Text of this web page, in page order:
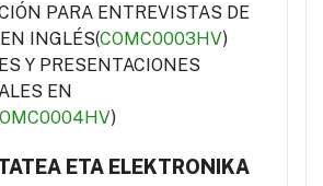
PARA ENTREVISTAS DE
INGLÉS(COMC0003HV)
Y PRESENTACIONES
EN
)
ETA ELEKTRONIKA